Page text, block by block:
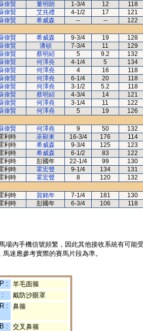
偉賢 董明朗 1-3/4 12 118
偉賢 艾兆禮 4-1/2 17 121
偉賢 希威森 -- -- 122
偉賢 希威森 9-3/4 19 128
偉賢 潘頓 7-3/4 11 129
偉賢 蔡明紹 5 9.2 132
偉賢 何澤堯 4-1/4 5 134
偉賢 何澤堯 4 16 118
偉賢 何澤堯 6-1/4 20 118
偉賢 何澤堯 3-1/2 5.2 118
偉賢 蔡明紹 4-3/4 14 121
偉賢 何澤堯 3-1/4 11 122
偉賢 何澤堯 5 19 126
偉賢 何澤堯 9 50 132
利時 巫顯東 16-3/4 176 114
利時 希威森 9-3/4 125 123
利時 希威森 6-1/2 83 122
利時 彭國年 22-1/4 99 130
利時 霍宏聲 9-1/4 134 131
利時 霍宏聲 8 120 132
利時 賀銘年 7-1/4 181 130
利時 彭國年 6-3/4 106 118
內手機信號頻繁，因此其他接收系統有可能
迷應參考實際的賽馬片段為準。
:
羊毛面箍
:
戴防沙眼罩
: 鼻箍
: 交叉鼻箍